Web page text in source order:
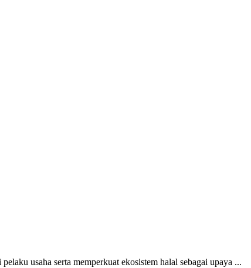
usaha serta memperkuat ekosistem halal sebagai upaya ...